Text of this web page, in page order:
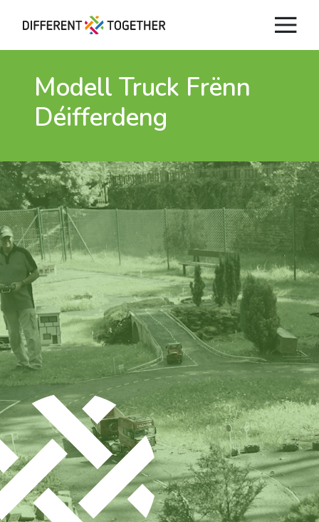
Videos
#differenttogether
Stadt Differdingen
Kontakt
Modell Truck Frënn
Déifferdeng